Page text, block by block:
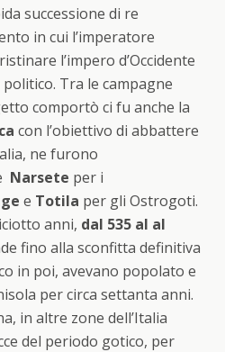
successione di re
in cui l’imperatore
l’impero d’Occidente
Tra le campagne
comportò ci fu anche la
con l’obiettivo di abbattere
ne furono
Narsete per i
e Totila per gli Ostrogoti.
anni, dal 535 al al
fino alla sconfitta definitiva
in poi, avevano popolato e
per circa settanta anni.
in altre zone dell’Italia
del periodo gotico, per